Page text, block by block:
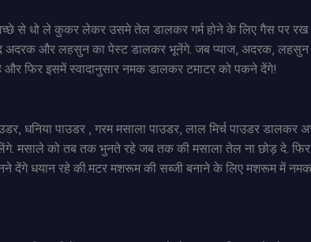
से धो ले कुकर लेकर उसमे तेल डालकर गर्म होने के लिए गैस पर रख
अदरक और लहसुन का पेस्ट डालकर भूनेंगे. जब प्याज, अदरक,
फिर इसमें स्वादानुसार नमक डालकर टमाटर को पकने देंगे!
धनिया पाउडर , गरम मसाला पाउडर, लाल मिर्च पाउडर
मसाले को तब तक भुनते रहे जब तक की मसाला तेल ना छोड़ दे.
धयान रहे की.मटर मशरूम की सब्जी बनाने के लिए मशरूम में नमक